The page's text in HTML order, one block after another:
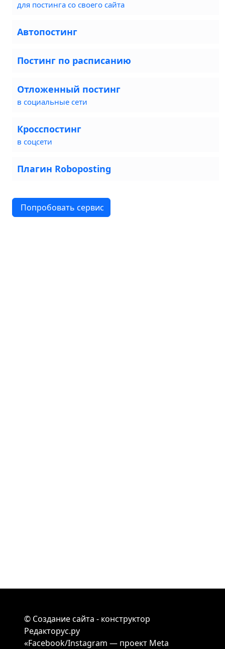
для постинга со своего сайта
Автопостинг
Постинг по расписанию
Отложенный постинг
в социальные сети
Кросспостинг
в соцсети
Плагин Roboposting
Попробовать сервис
© Создание сайта - конструктор
Редакторус.ру
«Facebook/Instagram — проект Meta